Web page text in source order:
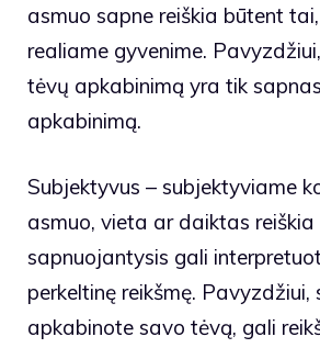
asmuo sapne reiškia būtent
realiame gyvenime.
tėvų apkabinimą yra tik
apkabinimą.
Subjektyvus – subjektyviame
asmuo, vieta ar daiktas reiškia
sapnuojantysis gali
perkeltinę reikšmę. Pavyzdžiui,
apkabinote savo tėvą, gali